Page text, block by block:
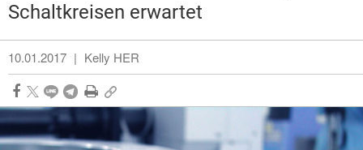
Schaltkreisen erwartet
10.01.2017 | Kelly HER